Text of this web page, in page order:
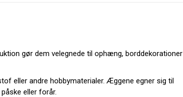
gør dem velegnede til ophæng, borddekorationer
eller andre hobby­materialer. Æggene egner sig til
eller forår.